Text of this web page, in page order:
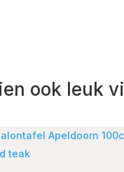
ook leuk